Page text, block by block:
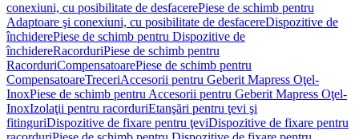
conexiuni, cu posibilitate de desfacerePiese de schimb pentru
Adaptoare şi conexiuni, cu posibilitate de desfacereDispozitive de
închiderePiese de schimb pentru Dispozitive de
închidereRacorduriPiese de schimb pentru
RacorduriCompensatoarePiese de schimb pentru
CompensatoareTreceriAccesorii pentru Geberit Mapress Oţel-
InoxPiese de schimb pentru Accesorii pentru Geberit Mapress Oţel-
InoxIzolaţii pentru racorduriEtanşări pentru ţevi şi
fitinguriDispozitive de fixare pentru ţeviDispozitive de fixare pentru